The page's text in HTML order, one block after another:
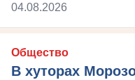
04.08.2026
Общество
В хуторах